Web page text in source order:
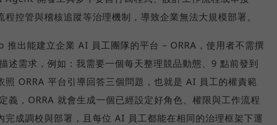
控管與稽核追蹤等治理機制，導致企業無法大規模部署。
推出能建立企業 AI 員工團隊的平台 – ORRA，使用者不需撰
述需求，例如：我需要一個每天整理競品動態、9 點前發到
照 ORRA 平台引導回答三個問題，也就是 AI 員工的權責範
義，ORRA 就會生成一個已經設定好角色、權限與工作流程
完成調校與部署，且每位 AI 員工都能在相同的治理框架下運